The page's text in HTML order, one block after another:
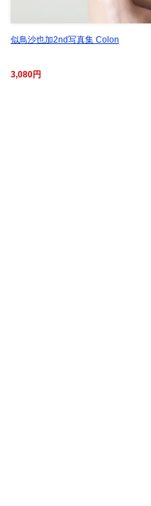
似鳥沙也加2nd写真集 Colon
3,080円